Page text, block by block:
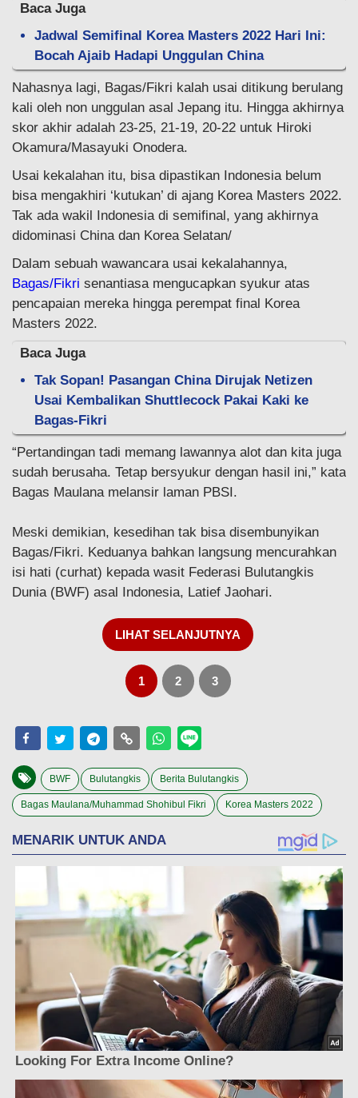
Baca Juga
Jadwal Semifinal Korea Masters 2022 Hari Ini:
Bocah Ajaib Hadapi Unggulan China
Nahasnya lagi, Bagas/Fikri kalah usai ditikung berulang
kali oleh non unggulan asal Jepang itu. Hingga akhirnya
skor akhir adalah 23-25, 21-19, 20-22 untuk Hiroki
Okamura/Masayuki Onodera.
Usai kekalahan itu, bisa dipastikan Indonesia belum
bisa mengakhiri ‘kutukan’ di ajang Korea Masters 2022.
Tak ada wakil Indonesia di semifinal, yang akhirnya
didominasi China dan Korea Selatan/
Dalam sebuah wawancara usai kekalahannya,
Bagas/Fikri senantiasa mengucapkan syukur atas
pencapaian mereka hingga perempat final Korea
Masters 2022.
Baca Juga
Tak Sopan! Pasangan China Dirujak Netizen
Usai Kembalikan Shuttlecock Pakai Kaki ke
Bagas-Fikri
“Pertandingan tadi memang lawannya alot dan kita juga
sudah berusaha. Tetap bersyukur dengan hasil ini,” kata
Bagas Maulana melansir laman PBSI.
Meski demikian, kesedihan tak bisa disembunyikan
Bagas/Fikri. Keduanya bahkan langsung mencurahkan
isi hati (curhat) kepada wasit Federasi Bulutangkis
Dunia (BWF) asal Indonesia, Latief Jaohari.
LIHAT SELANJUTNYA
1 2 3
BWF Bulutangkis Berita Bulutangkis
Bagas Maulana/Muhammad Shohibul Fikri Korea Masters 2022